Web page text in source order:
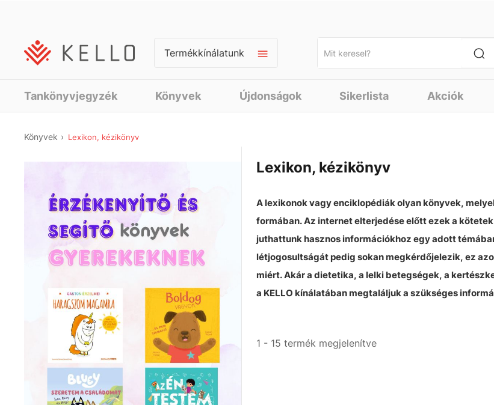
Termékkínálatunk
Tankönyvjegyzék Könyvek Újdonságok Sikerlista Akciók
Könyvek Lexikon, kézikönyv
Lexikon, kézikönyv
A lexikonok vagy enciklopédiák olyan könyvek,
formában. Az internet elterjedése előtt ezek a
juthattunk hasznos információkhoz egy adott
létjogosultságát pedig sokan megkérdőjelezik, ez
miért. Akár a dietetika, a lelki betegségek, a
a KELLO kínálatában megtaláljuk a szükséges
1 - 15 termék megjelenítve